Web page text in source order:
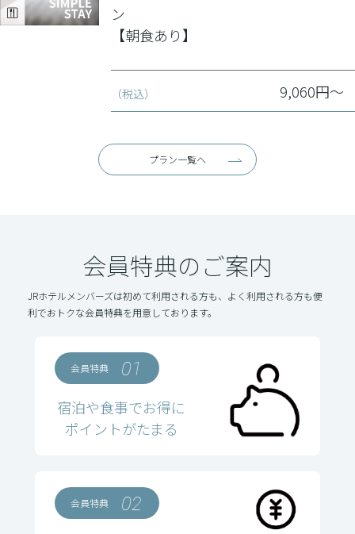
ン
【朝食あり】
（税込） 9,060円～
プラン一覧へ
会員特典のご案内
JRホテルメンバーズは初めて利用される方も、よく利用される方も便
利でおトクな会員特典を用意しております。
会員特典 01
宿泊や食事でお得に
ポイントがたまる
会員特典 02